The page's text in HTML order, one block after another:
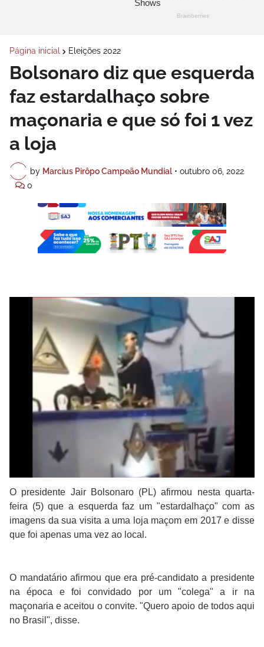
Página inicial Eleições 2022
Bolsonaro diz que esquerda
faz estardalhaço sobre
maçonaria e que só foi 1 vez
a loja
by Marcius Pirôpo Campeão Mundial • outubro 06, 2022
0
O presidente Jair Bolsonaro (PL) afirmou nesta quarta-
feira (5) que a esquerda faz um "estardalhaço" com as
imagens da sua visita a uma loja maçom em 2017 e disse
que foi apenas uma vez ao local.
O mandatário afirmou que era pré-candidato a presidente
na época e foi convidado por um "colega" a ir na
maçonaria e aceitou o convite. "Quero apoio de todos aqui
no Brasil", disse.